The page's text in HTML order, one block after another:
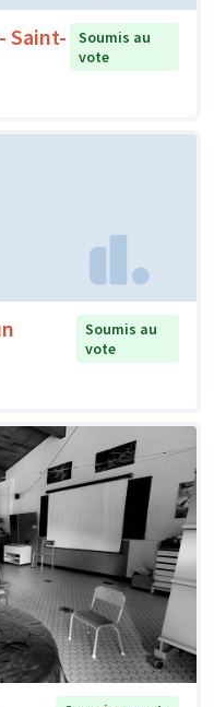
Saint-
Soumis au
vote
Soumis au
vote